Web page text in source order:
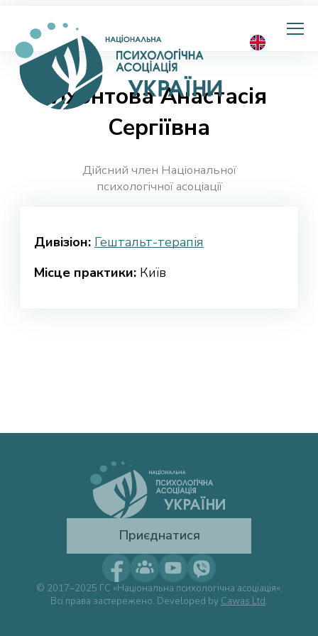
Національна
психологічна
Яхонтова Анастасія
Сергіївна
Дійсний член Національної
психологічної асоціації
Дивізіон: Гештальт-терапія
Місце практики: Київ
Приєднатися
© 2017–2025 ГС «Національна психологічна асоціація».
Всі права застережено. Developed by Cawas Ltd.